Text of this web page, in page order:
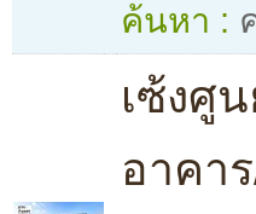
ค้นหา :
เซ้งศู
อาคา